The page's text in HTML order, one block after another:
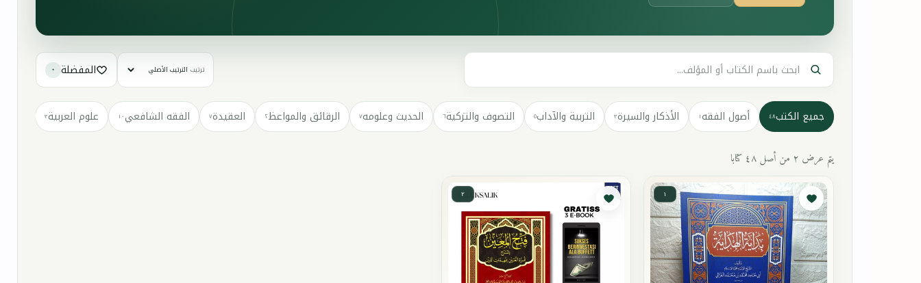
ترتيب المفضلة ٠
جميع الكتب٤٨ أصول الفقه١ الأذكار والسيرة٣ التربية والآداب٥ التصوف والتزكية٦ الحديث وعلومه٧ الرقائق والمواعظ٢ العقيدة٧ الفقه الشافعي١٠ علوم العربية٣
يتم عرض ٢ من أصل ٤٨ كتابا
١ ٢